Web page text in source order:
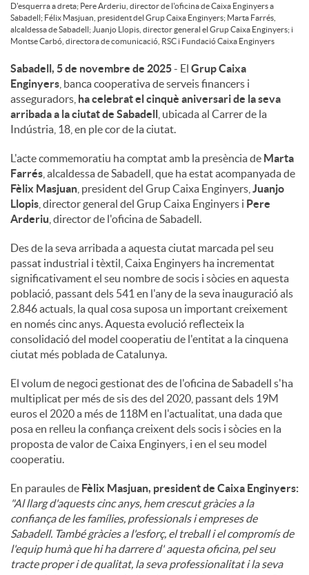
n
g
u
t
s
D'esquerra a dreta; Pere Arderiu, director de l'oficina de Caixa Enginyers a
Sabadell; Félix Masjuan, president del Grup Caixa Enginyers; Marta Farrés,
alcaldessa de Sabadell; Juanjo Llopis, director general el Grup Caixa Enginyers; i
Montse Carbó, directora de comunicació, RSC i Fundació Caixa Enginyers
Sabadell, 5 de novembre de 2025- El Grup Caixa
Enginyers , banca cooperativa de serveis financers i
asseguradors, ha celebrat el cinquè aniversari de la seva
arribada a la ciutat de Sabadell , ubicada al Carrer de la
Indústria, 18, en ple cor de la ciutat.
L'acte commemoratiu ha comptat amb la presència de Marta
Farrés , alcaldessa de Sabadell, que ha estat acompanyada de
Fèlix Masjuan , president del Grup Caixa Enginyers, Juanjo
Llopis , director general del Grup Caixa Enginyers i Pere
Arderiu , director de l'oficina de Sabadell.
Des de la seva arribada a aquesta ciutat marcada pel seu
passat industrial i tèxtil, Caixa Enginyers ha incrementat
significativament el seu nombre de socis i sòcies en aquesta
població, passant dels 541 en l'any de la seva inauguració als
2.846 actuals, la qual cosa suposa un important creixement
en només cinc anys. Aquesta evolució reflecteix la
consolidació del model cooperatiu de l'entitat a la cinquena
ciutat més poblada de Catalunya.
El volum de negoci gestionat des de l'oficina de Sabadell s'ha
multiplicat per més de sis des del 2020, passant dels 19M
euros el 2020 a més de 118M en l'actualitat, una dada que
posa en relleu la confiança creixent dels socis i sòcies en la
proposta de valor de Caixa Enginyers, i en el seu model
cooperatiu.
En paraules de Fèlix Masjuan, president de Caixa Enginyers:
"Al llarg d'aquests cinc anys, hem crescut gràcies a la
confiança de les famílies, professionals i empreses de
Sabadell. També gràcies a l'esforç, el treball i el compromís de
l'equip humà que hi ha darrere d' aquesta oficina, pel seu
tracte proper i de qualitat, la seva professionalitat i la seva